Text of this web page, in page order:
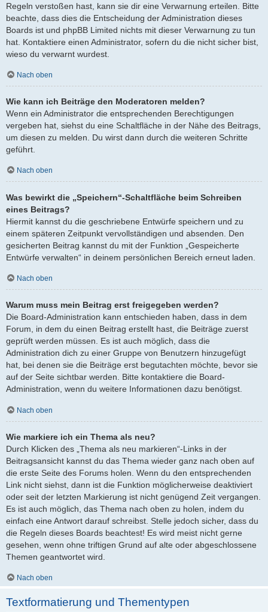
Regeln verstoßen hast, kann sie dir eine Verwarnung erteilen. Bitte
beachte, dass dies die Entscheidung der Administration dieses
Boards ist und phpBB Limited nichts mit dieser Verwarnung zu tun
hat. Kontaktiere einen Administrator, sofern du die nicht sicher bist,
wieso du verwarnt wurdest.
Nach oben
Wie kann ich Beiträge den Moderatoren melden?
Wenn ein Administrator die entsprechenden Berechtigungen
vergeben hat, siehst du eine Schaltfläche in der Nähe des Beitrags,
um diesen zu melden. Du wirst dann durch die weiteren Schritte
geführt.
Nach oben
Was bewirkt die „Speichern“-Schaltfläche beim Schreiben
eines Beitrags?
Hiermit kannst du die geschriebene Entwürfe speichern und zu
einem späteren Zeitpunkt vervollständigen und absenden. Den
gesicherten Beitrag kannst du mit der Funktion „Gespeicherte
Entwürfe verwalten“ in deinem persönlichen Bereich erneut laden.
Nach oben
Warum muss mein Beitrag erst freigegeben werden?
Die Board-Administration kann entschieden haben, dass in dem
Forum, in dem du einen Beitrag erstellt hast, die Beiträge zuerst
geprüft werden müssen. Es ist auch möglich, dass die
Administration dich zu einer Gruppe von Benutzern hinzugefügt
hat, bei denen sie die Beiträge erst begutachten möchte, bevor sie
auf der Seite sichtbar werden. Bitte kontaktiere die Board-
Administration, wenn du weitere Informationen dazu benötigst.
Nach oben
Wie markiere ich ein Thema als neu?
Durch Klicken des „Thema als neu markieren“-Links in der
Beitragsansicht kannst du das Thema wieder ganz nach oben auf
die erste Seite des Forums holen. Wenn du den entsprechenden
Link nicht siehst, dann ist die Funktion möglicherweise deaktiviert
oder seit der letzten Markierung ist nicht genügend Zeit vergangen.
Es ist auch möglich, das Thema nach oben zu holen, indem du
einfach eine Antwort darauf schreibst. Stelle jedoch sicher, dass du
die Regeln dieses Boards beachtest! Es wird meist nicht gerne
gesehen, wenn ohne triftigen Grund auf alte oder abgeschlossene
Themen geantwortet wird.
Nach oben
Textformatierung und Thementypen